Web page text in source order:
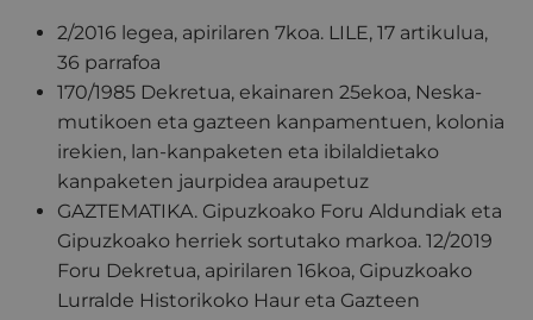
2/2016 legea, apirilaren 7koa. LILE, 17 artikulua,
36 parrafoa
170/1985 Dekretua, ekainaren 25ekoa, Neska-
mutikoen eta gazteen kanpamentuen, kolonia
irekien, lan-kanpaketen eta ibilaldietako
kanpaketen jaurpidea araupetuz
GAZTEMATIKA. Gipuzkoako Foru Aldundiak eta
Gipuzkoako herriek sortutako markoa. 12/2019
Foru Dekretua, apirilaren 16koa, Gipuzkoako
Lurralde Historikoko Haur eta Gazteen